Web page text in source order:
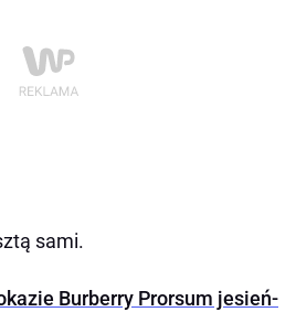
sami.
Burberry Prorsum jesień-